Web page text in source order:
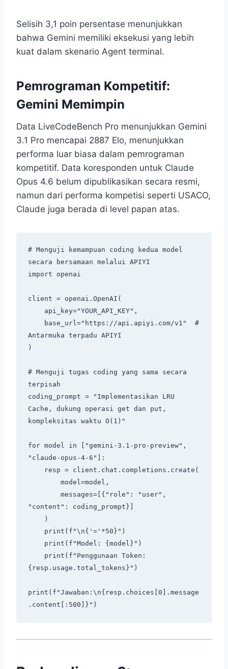
Selisih 3,1 poin persentase menunjukkan
bahwa Gemini memiliki eksekusi yang lebih
kuat dalam skenario Agent terminal.
Pemrograman Kompetitif:
Gemini Memimpin
Data LiveCodeBench Pro menunjukkan Gemini
3.1 Pro mencapai 2887 Elo, menunjukkan
performa luar biasa dalam pemrograman
kompetitif. Data koresponden untuk Claude
Opus 4.6 belum dipublikasikan secara resmi,
namun dari performa kompetisi seperti USACO,
Claude juga berada di level papan atas.
# Menguji kemampuan coding kedua model
secara bersamaan melalui APIYI
import openai
client = openai.OpenAI(
Antarmuka terpadu APIYI
)
# Menguji tugas coding yang sama secara
terpisah
coding_prompt = "Implementasikan LRU
Cache, dukung operasi get dan put,
kompleksitas waktu O(1)"
for model in ["gemini-3.1-pro-preview",
"claude-opus-4-6"]:
"content": coding_prompt}]
{resp.usage.total_tokens}")
print(f"Jawaban:\n{resp.choices[0].message